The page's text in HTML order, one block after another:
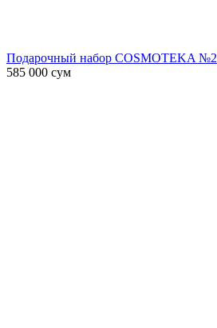
Подарочный набор COSMOTEKA №2
585 000 сум